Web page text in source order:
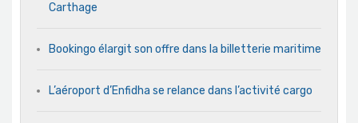
Carthage
Bookingo élargit son offre dans la billetterie maritime
L’aéroport d’Enfidha se relance dans l’activité cargo